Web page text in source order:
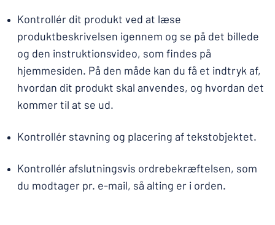
Kontrollér dit produkt ved at læse
produktbeskrivelsen igennem og se på det billede
og den instruktionsvideo, som findes på
hjemmesiden. På den måde kan du få et indtryk af,
hvordan dit produkt skal anvendes, og hvordan det
kommer til at se ud.
Kontrollér stavning og placering af tekstobjektet.
Kontrollér afslutningsvis ordrebekræftelsen, som
du modtager pr. e-mail, så alting er i orden.